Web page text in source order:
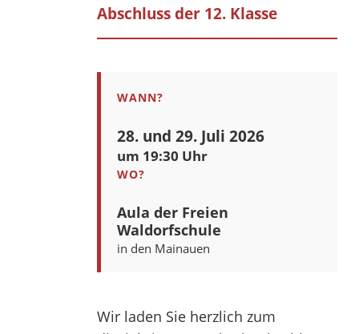
Abschluss der 12. Klasse
WANN?
28. und 29. Juli 2026
um 19:30 Uhr
WO?
Aula der Freien
Waldorfschule
in den Mainauen
Wir laden Sie herzlich zum